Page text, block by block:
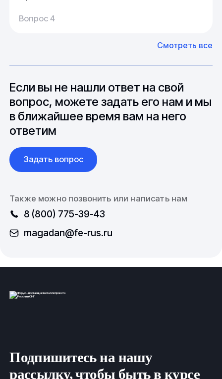
20-25 дней, но в зависимости от различных
может быть сокращен до 1 недели.
до 6 месяцев производства.
У нас большой опыт поставок из Европы и
Азии. Через наших партнеров мы сможем
вопросы связанные с документацией и
международной логистикой.
Вопрос 4
Смотреть все
Если вы не нашли ответ на свой
вопрос, можете задать его нам и мы
в ближайшее время вам на него
ответим
Задать вопрос
Также можно позвонить или написать нам
8 (800) 775-39-43
magadan@fe-rus.ru
Подпишитесь на нашу
рассылку, чтобы быть в курсе